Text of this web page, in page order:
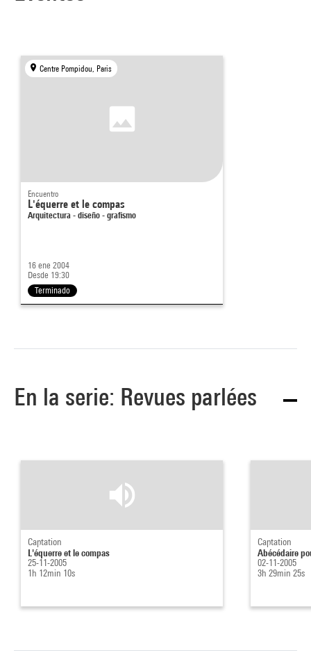
Centre Pompidou, Paris
Encuentro
L'équerre et le compas
Arquitectura - diseño - grafismo
16 ene 2004
Desde 19:30
Terminado
En la serie: Revues parlées
Captation
L'équerre et le compas
25-11-2005
1h 12min 10s
Captation
Abécédaire
02-11-2005
3h 29min 25s